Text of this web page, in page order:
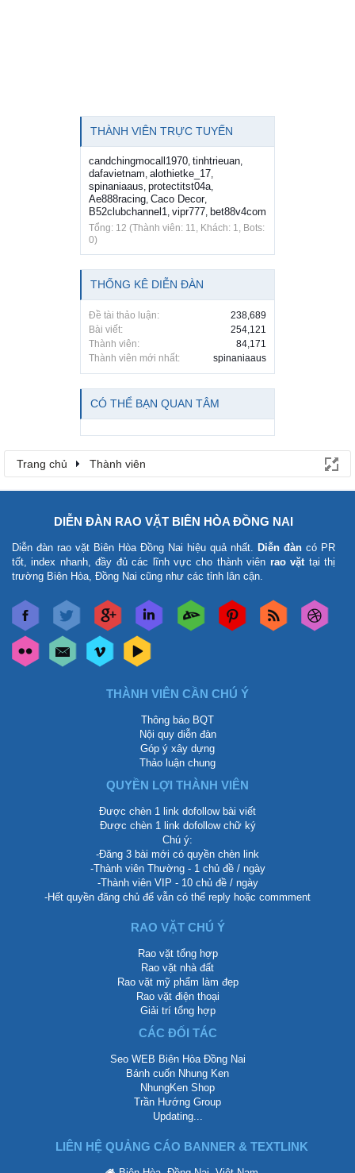
THÀNH VIÊN TRỰC TUYẾN
candchingmocall1970, tinhtrieuan,
dafavietnam, alothietke_17,
spinaniaaus, protectitst04a,
Ae888racing, Caco Decor,
B52clubchannel1, vipr777, bet88v4com
Tổng: 12 (Thành viên: 11, Khách: 1, Bots:
0)
THỐNG KÊ DIỄN ĐÀN
Đề tài thảo luận:
238,689
Bài viết:
254,121
Thành viên:
84,171
Thành viên mới nhất:
spinaniaaus
CÓ THỂ BẠN QUAN TÂM
Trang chủ Thành viên
DIỄN ĐÀN RAO VẶT BIÊN HÒA ĐỒNG NAI
Diễn đàn rao vặt Biên Hòa Đồng Nai hiệu quả nhất. Diễn đàn có PR
tốt, index nhanh, đầy đủ các lĩnh vực cho thành viên rao vặttại thị
trường Biên Hòa, Đồng Nai cũng như các tỉnh lân cận.
THÀNH VIÊN CẦN CHÚ Ý
Thông báo BQT
Nội quy diễn đàn
Góp ý xây dựng
Thảo luận chung
QUYỀN LỢI THÀNH VIÊN
Được chèn 1 link dofollow bài viết
Được chèn 1 link dofollow chữ ký
Chú ý:
-Đăng 3 bài mới có quyền chèn link
-Thành viên Thường - 1 chủ đề / ngày
-Thành viên VIP - 10 chủ đề / ngày
-Hết quyền đăng chủ để vẫn có thể reply hoặc commment
RAO VẶT CHÚ Ý
Rao vặt tổng hợp
Rao vặt nhà đất
Rao vặt mỹ phẩm làm đẹp
Rao vặt điện thoại
Giải trí tổng hợp
CÁC ĐỐI TÁC
Seo WEB Biên Hòa Đồng Nai
Bánh cuốn Nhung Ken
NhungKen Shop
Trần Hướng Group
Updating...
LIÊN HỆ QUẢNG CÁO BANNER & TEXTLINK